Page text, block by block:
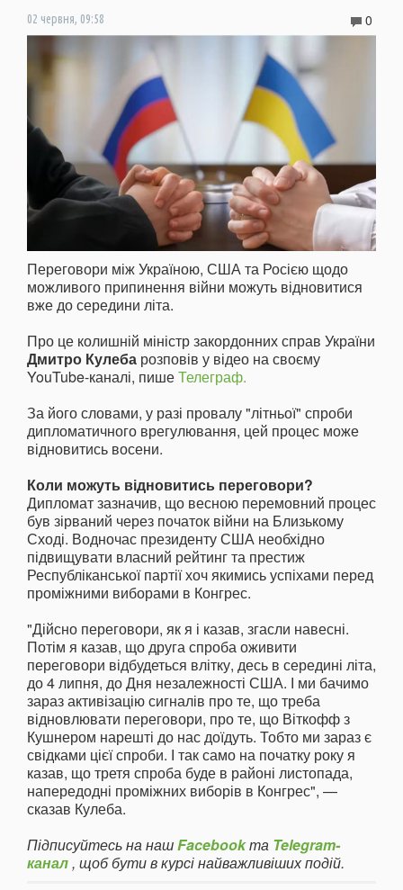
02 червня, 09:58 0
Переговори між Україною, США та Росією щодо
можливого припинення війни можуть відновитися
вже до середини літа.
Про це колишній міністр закордонних справ України
Дмитро Кулеба розповів у відео на своєму
YouTube-каналі, пишеТелеграф.
За його словами, у разі провалу "літньої" спроби
дипломатичного врегулювання, цей процес може
відновитись восени.
Коли можуть відновитись переговори?
Дипломат зазначив, що весною перемовний процес
був зірваний через початок війни на Близькому
Сході. Водночас президенту США необхідно
підвищувати власний рейтинг та престиж
Республіканської партії хоч якимись успіхами перед
проміжними виборами в Конгрес.
"Дійсно переговори, як я і казав, згасли навесні.
Потім я казав, що друга спроба оживити
переговори відбудеться влітку, десь в середині літа,
до 4 липня, до Дня незалежності США. І ми бачимо
зараз активізацію сигналів про те, що треба
відновлювати переговори, про те, що Віткофф з
Кушнером нарешті до нас доїдуть. Тобто ми зараз є
свідками цієї спроби. І так само на початку року я
казав, що третя спроба буде в районі листопада,
напередодні проміжних виборів в Конгрес", —
сказав Кулеба.
Підписуйтесь на нашFacebookта Telegram-
канал, щоб бути в курсі найважливіших подій.